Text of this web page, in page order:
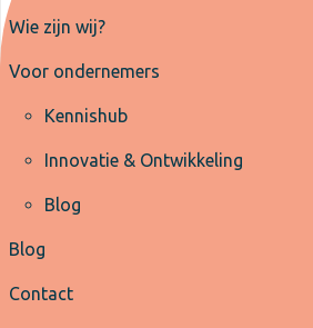
Wie zijn wij?
Voor ondernemers
Kennishub
Innovatie & Ontwikkeling
Blog
Blog
Contact